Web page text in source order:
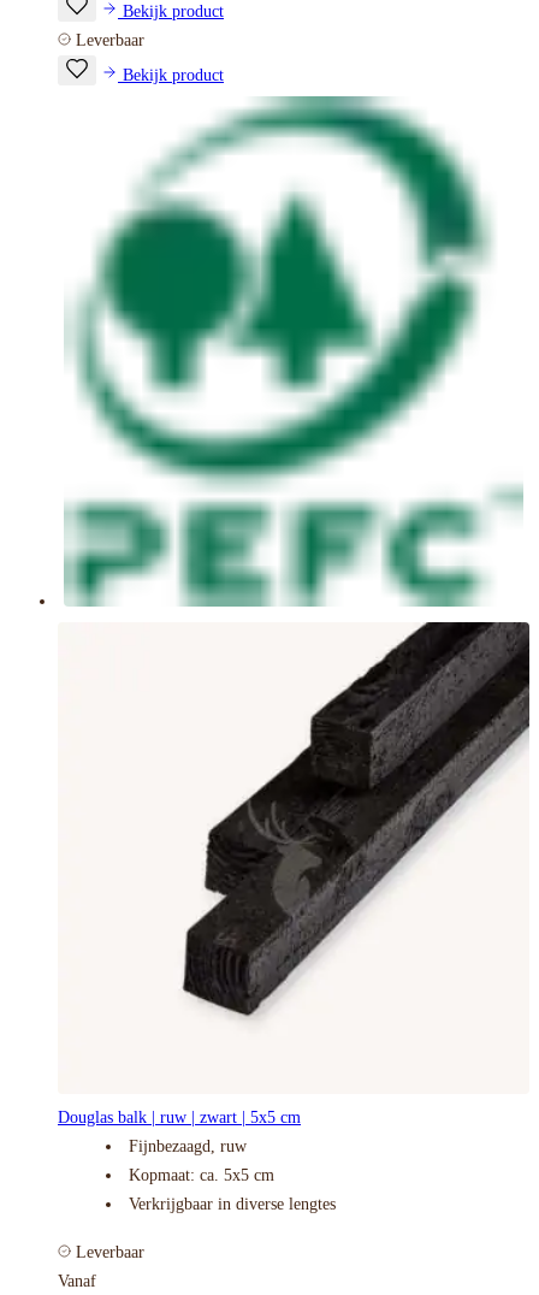
Bekijk product
Leverbaar
Bekijk product
Douglas balk | ruw | zwart | 5x5 cm
Fijnbezaagd, ruw
Kopmaat: ca. 5x5 cm
Verkrijgbaar in diverse lengtes
Leverbaar
Vanaf